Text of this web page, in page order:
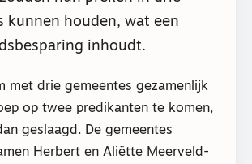
kunnen houden, wat een
inhoudt.
met drie gemeentes gezamenlijk
op twee predikanten te komen,
geslaagd. De gemeentes
Herbert en Aliëtte Meerveld-